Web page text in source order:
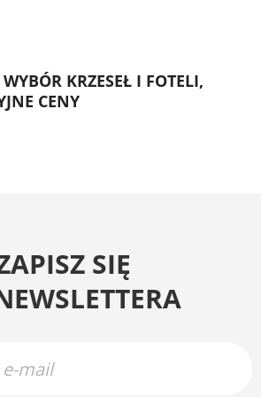
KRZESEŁ I FOTELI,
CENY
SIĘ